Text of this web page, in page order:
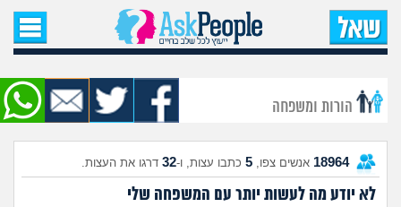
עמוד הבית
שאל שאלה
שאלות חדשות
שאלות שעוררו עניין
הורות ומשפחה
18964 אנשים צפו, 5 כתבו עצות, ו-32 דרגו את העצות.
לא יודע מה לעשות יותר עם המשפחה שלי